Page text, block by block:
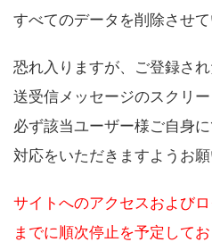
すべてのデータを削除させて
恐れ入りますが、ご登録さ
送受信メッセージのスクリ
必ず該当ユーザー様ご自身
対応をいただきますようお願
サイトへのアクセスおよび
までに順次停止を予定してお